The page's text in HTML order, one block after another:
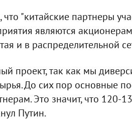
"китайские партнеры
являются
и в распределительной
проект, так как мы
До сих пор основные
Это значит, что 120-
Путин.